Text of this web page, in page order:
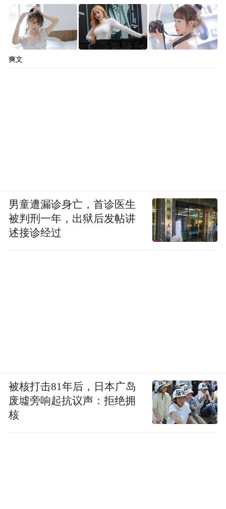
爽文
男童遭漏诊身亡，首诊医生
被判刑一年，出狱后发帖讲
述接诊经过
被核打击81年后，日本广岛
废墟旁响起抗议声：拒绝拥
核